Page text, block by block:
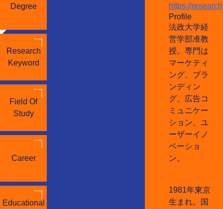
Degree
Research
Keyword
Field Of
Study
Career
Educational
https://
Profile
法政大学経
営学部准教
授。専門は
マーケティ
ング、ブラ
ンディン
グ、広告コ
ミュニケー
ション、ユ
ーザーイノ
ベーショ
ン。
1981年東京
生まれ。国